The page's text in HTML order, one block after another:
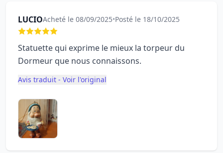
LUCIOAcheté le 08/09/2025•Posté le 18/10/2025
Statuette qui exprime le mieux la torpeur du
Dormeur que nous connaissons.
Avis traduit - Voir l'original